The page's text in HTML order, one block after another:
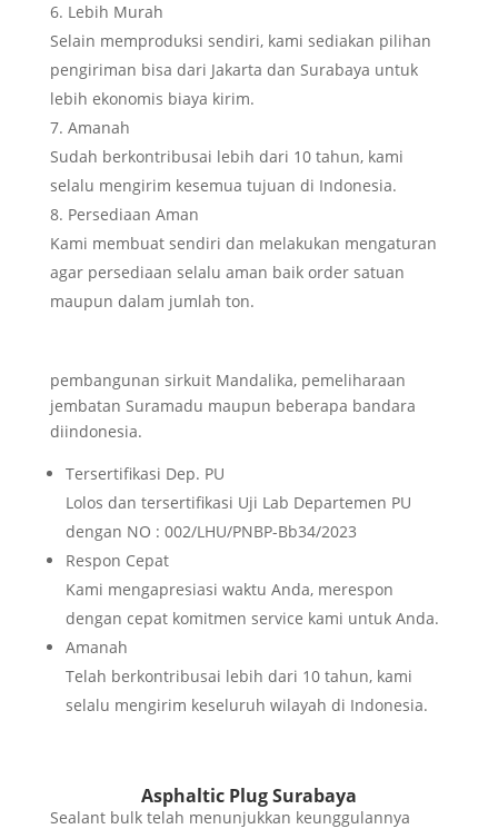
Lebih Murah
Selain memproduksi sendiri, kami sediakan pilihan
pengiriman bisa dari Jakarta dan Surabaya untuk
lebih ekonomis biaya kirim.
Amanah
Sudah berkontribusai lebih dari 10 tahun, kami
selalu mengirim kesemua tujuan di Indonesia.
Persediaan Aman
Kami membuat sendiri dan melakukan mengaturan
agar persediaan selalu aman baik order satuan
maupun dalam jumlah ton.
pembangunan sirkuit Mandalika, pemeliharaan
jembatan Suramadu maupun beberapa bandara
diindonesia.
Tersertifikasi Dep. PU
Lolos dan tersertifikasi Uji Lab Departemen PU
dengan NO : 002/LHU/PNBP-Bb34/2023
Respon Cepat
Kami mengapresiasi waktu Anda, merespon
dengan cepat komitmen service kami untuk Anda.
Amanah
Telah berkontribusai lebih dari 10 tahun, kami
selalu mengirim keseluruh wilayah di Indonesia.
Asphaltic Plug Surabaya
Sealant bulk telah menunjukkan keunggulannya